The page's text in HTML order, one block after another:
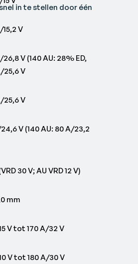
in te stellen door één
15,2 V
26,8 V (140 AU: 28% ED,
25,6 V
25,6 V
24,6 V (140 AU: 80 A/23,2
30 V; AU VRD 12 V)
mm
V tot 170 A/32 V
V tot 180 A/30 V